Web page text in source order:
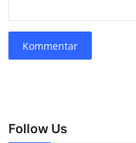
Kommentar
Follow Us